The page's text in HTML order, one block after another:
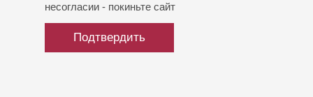
несогласии - покиньте сайт
Подтвердить